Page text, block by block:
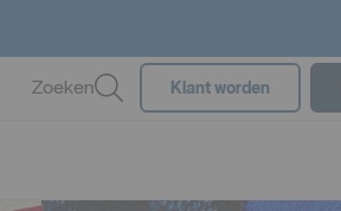
Zoeken Klant worden